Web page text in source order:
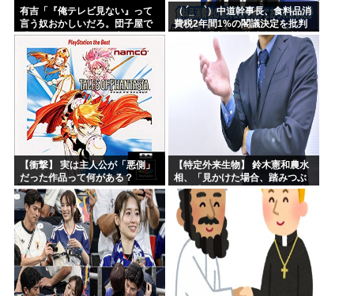
有吉「『俺テレビ見ない』って
言う奴おかしいだろ。団子屋で
『団子食べない』って言うか？
こっちは芸人だぞ」
（ ´_ゝ`）中道幹事長、食料品消
費税2年間1%の閣議決定を批判
→ 記者「中道改革連合は食料品
消費税ゼロを公約に掲げていた
が？」→ 階猛氏「
【衝撃】 実は主人公が「悪側」
だった作品って何がある？
【特定外来生物】 鈴木憲和農水
相、「見かけた場合、踏みつぶ
す等捕殺をお願いします」投稿
が反響